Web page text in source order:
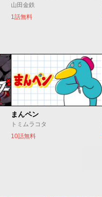
山田金鉄
1話無料
まんペン
トミムラコタ
10話無料